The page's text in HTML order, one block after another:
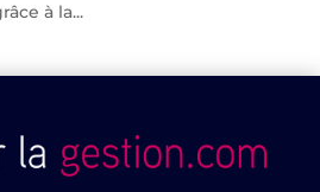
à la...